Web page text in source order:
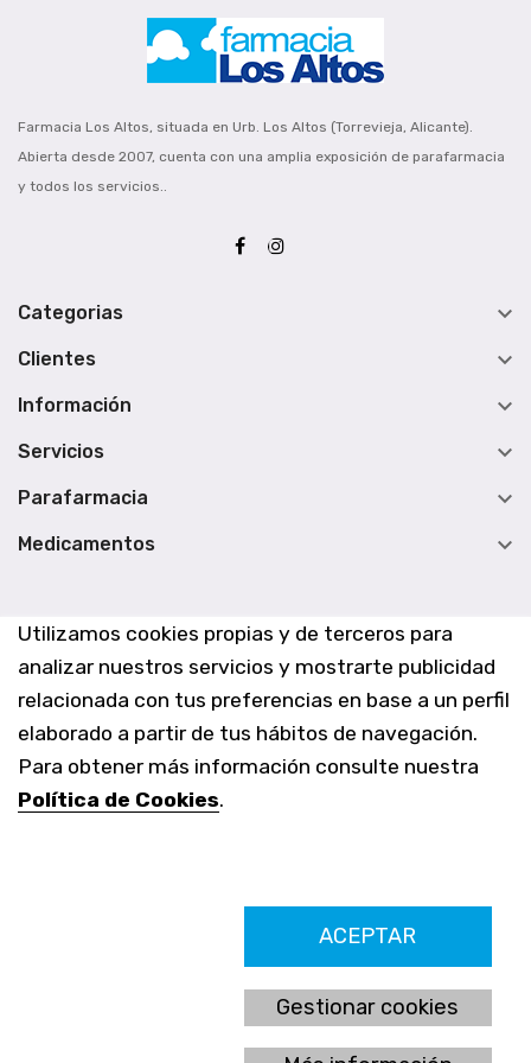
Utilizamos cookies propias y de terceros para
analizar nuestros servicios y mostrarte publicidad
relacionada con tus preferencias en base a un perfil
elaborado a partir de tus hábitos de navegación.
Para obtener más información consulte nuestra
Política de Cookies.
ACEPTAR
Gestionar cookies
Farmacia Los Altos, situada en Urb. Los Altos (Torrevieja, Alicante).
Abierta desde 2007, cuenta con una amplia exposición de parafarmacia
y todos los servicios..
Categorias 
Clientes 
Información 
Servicios 
Parafarmacia 
Medicamentos 
Farmacia Los Altos nº756
N. Col. Colegio Oficial de Farmacéuticos de Alicante 4327
Nº de autorización A-790-F
C/ Moncayo, 97 (Vistalmar) Urb. Los Altos
03185 Torrevieja, Alicante (España)